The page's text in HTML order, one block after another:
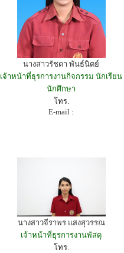
นางสาวรัชดา พันธ์นิตย์
เจ้าหน้าที่ธุรการงานกิจกรรม นักเรียน
นักศึกษา
โทร.
E-mail :
นางสาวจีราพร แสงสุวรรณ
เจ้าหน้าที่ธุรการงานพัสดุ
โทร.